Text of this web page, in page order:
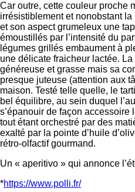
Car outre, cette couleur proche
irrésistiblement et nonobstant
et son aspect grumeleux une
émoustillés par l’intensité du
légumes grillés embaument à
une délicate fraicheur lactée.
généreuse et grasse mais sa
presque juteuse (attention aux
maison. Testé telle quelle, le
bel équilibre, au sein duquel
s’épanouir de façon accessoire
tout étant orchestré par des
exalté par la pointe d’huile
rétro-olfactif gourmand.
Un « aperitivo » qui annonce
*https://www.polli.fr/